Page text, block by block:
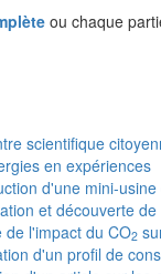
ou chaque
scientifique
en expériences
d'une mini-
et découverte
de l'impact du CO2
d'un profil de